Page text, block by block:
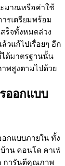
มาณหรือค่าใช้
รเตรียมพร้อม
ร็จทั้งหมดล่วง
วแก้ไปเรื่อยๆ อีก
ได้มาตรฐานนั้น
พสูงตามไปด้วย
ออกแบบ
อกแบบภายใน ทั้ง
าน คอนโด คาเฟ่
การันตีคุณภาพ